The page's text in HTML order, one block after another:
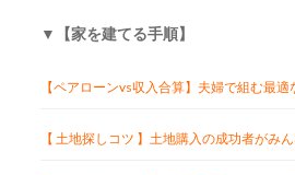
▼【家を建てる手順】
【ペアローンvs収入合算】夫婦で組む最
【 土地探しコツ 】土地購入の成功者がみ